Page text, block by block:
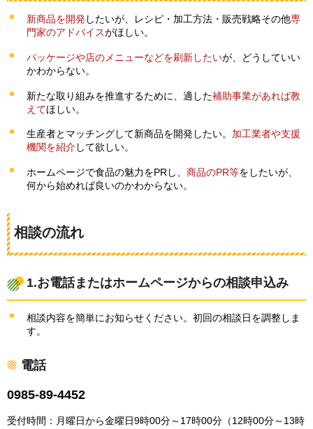
新商品を開発 したいが、レシピ・加工方法・販売戦略その他専
門家のアドバイスがほしい。
パッケージや店のメニューなどを刷新したいが、どうしていい
かわからない。
新たな取り組みを推進するために、適した補助事業があれば教
えてほしい。
生産者とマッチングして新商品を開発したい。 加工業者や支援
機関を紹介して欲しい。
ホームページで食品の魅力をPRし、 商品のPR等をしたいが、
何から始めれば良いのかわからない。
相談の流れ
1.お電話またはホームページからの相談申込み
相談内容を簡単にお知らせください。初回の相談日を調整しま
す。
電話
0985-89-4452
受付時間：月曜日から金曜日9時00分～17時00分（12時00分～13時